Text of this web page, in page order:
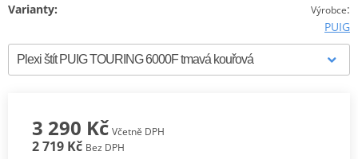
Výrobce:
PUIG
Varianty:
3 290 Kč Včetně DPH
2 719 Kč Bez DPH